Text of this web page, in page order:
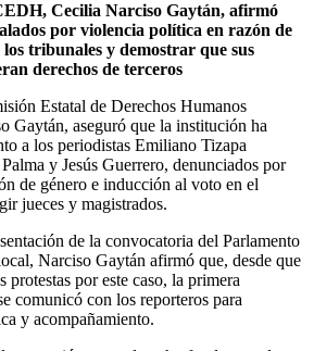
Cecilia Narciso Gaytán, afirmó
por violencia política en razón de
tribunales y demostrar que sus
derechos de terceros
Estatal de Derechos Humanos
Gaytán, aseguró que la institución ha
a los periodistas Emiliano Tizapa
y Jesús Guerrero, denunciados por
de género e inducción al voto en el
jueces y magistrados.
de la convocatoria del Parlamento
Narciso Gaytán afirmó que, desde que
por este caso, la primera
comunicó con los reporteros para
y acompañamiento.